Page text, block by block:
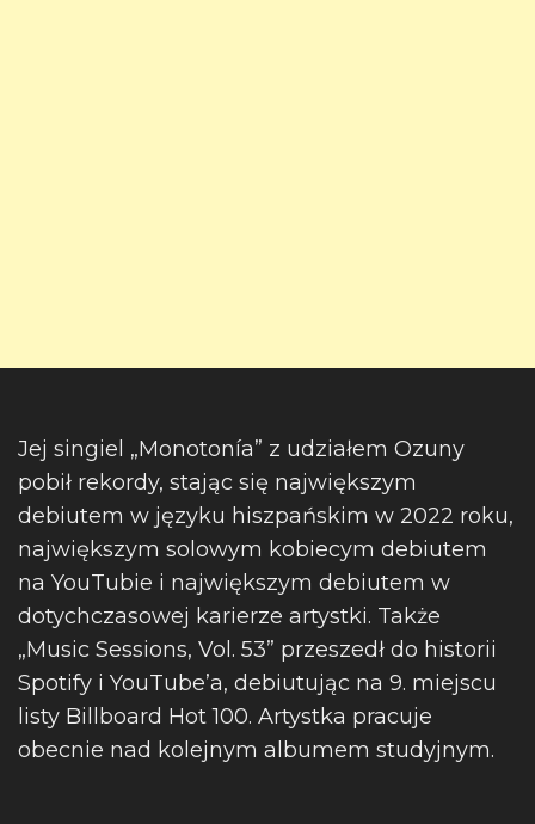
Jej singiel „Monotonía” z udziałem Ozuny
pobił rekordy, stając się największym
debiutem w języku hiszpańskim w 2022 roku,
największym solowym kobiecym debiutem
na YouTubie i największym debiutem w
dotychczasowej karierze artystki. Także
„Music Sessions, Vol. 53” przeszedł do historii
Spotify i YouTube’a, debiutując na 9. miejscu
listy Billboard Hot 100. Artystka pracuje
obecnie nad kolejnym albumem studyjnym.